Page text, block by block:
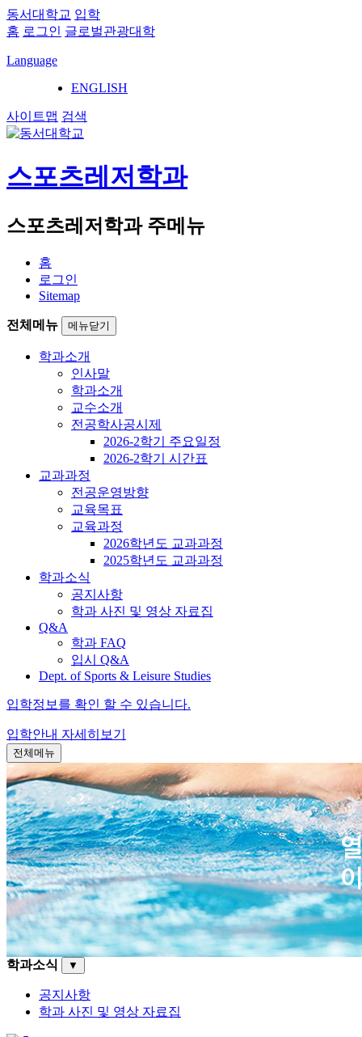
동서대학교 입학
홈 로그인 글로벌관광대학
Language
ENGLISH
사이트맵 검색
스포츠레저학과
스포츠레저학과 주메뉴
홈
로그인
Sitemap
전체메뉴 메뉴닫기
학과소개
인사말
학과소개
교수소개
전공학사공시제
2026-2학기 주요일정
2026-2학기 시간표
교과과정
전공운영방향
교육목표
교육과정
2026학년도 교과과정
2025학년도 교과과정
학과소식
공지사항
학과 사진 및 영상 자료집
Q&A
학과 FAQ
입시 Q&A
Dept. of Sports & Leisure Studies
입학정보를 확인 할 수 있습니다.
입학안내 자세히보기
전체메뉴
학과소식 ▼
공지사항
학과 사진 및 영상 자료집